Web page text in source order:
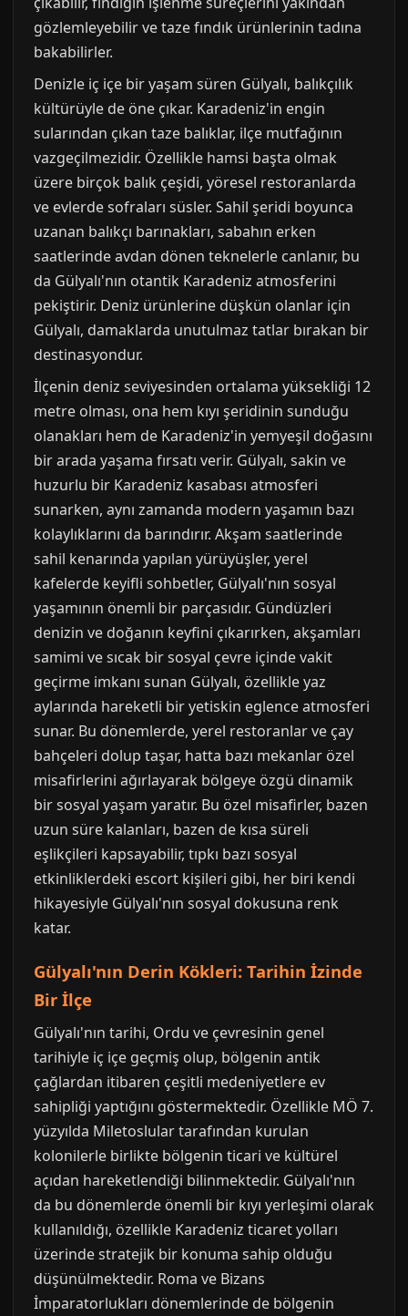
gözlemleyebilir ve taze fındık ürünlerinin tadına
bakabilirler.
Denizle iç içe bir yaşam süren Gülyalı, balıkçılık
kültürüyle de öne çıkar. Karadeniz'in engin
sularından çıkan taze balıklar, ilçe mutfağının
vazgeçilmezidir. Özellikle hamsi başta olmak
üzere birçok balık çeşidi, yöresel restoranlarda
ve evlerde sofraları süsler. Sahil şeridi boyunca
uzanan balıkçı barınakları, sabahın erken
saatlerinde avdan dönen teknelerle canlanır, bu
da Gülyalı'nın otantik Karadeniz atmosferini
pekiştirir. Deniz ürünlerine düşkün olanlar için
Gülyalı, damaklarda unutulmaz tatlar bırakan bir
destinasyondur.
İlçenin deniz seviyesinden ortalama yüksekliği 12
metre olması, ona hem kıyı şeridinin sunduğu
olanakları hem de Karadeniz'in yemyeşil doğasını
bir arada yaşama fırsatı verir. Gülyalı, sakin ve
huzurlu bir Karadeniz kasabası atmosferi
sunarken, aynı zamanda modern yaşamın bazı
kolaylıklarını da barındırır. Akşam saatlerinde
sahil kenarında yapılan yürüyüşler, yerel
kafelerde keyifli sohbetler, Gülyalı'nın sosyal
yaşamının önemli bir parçasıdır. Gündüzleri
denizin ve doğanın keyfini çıkarırken, akşamları
samimi ve sıcak bir sosyal çevre içinde vakit
geçirme imkanı sunan Gülyalı, özellikle yaz
aylarında hareketli bir yetiskin eglence atmosferi
sunar. Bu dönemlerde, yerel restoranlar ve çay
bahçeleri dolup taşar, hatta bazı mekanlar özel
misafirlerini ağırlayarak bölgeye özgü dinamik
bir sosyal yaşam yaratır. Bu özel misafirler, bazen
uzun süre kalanları, bazen de kısa süreli
eşlikçileri kapsayabilir, tıpkı bazı sosyal
etkinliklerdeki escort kişileri gibi, her biri kendi
hikayesiyle Gülyalı'nın sosyal dokusuna renk
katar.
Gülyalı'nın Derin Kökleri: Tarihin İzinde
Bir İlçe
Gülyalı'nın tarihi, Ordu ve çevresinin genel
tarihiyle iç içe geçmiş olup, bölgenin antik
çağlardan itibaren çeşitli medeniyetlere ev
sahipliği yaptığını göstermektedir. Özellikle MÖ 7.
yüzyılda Miletoslular tarafından kurulan
kolonilerle birlikte bölgenin ticari ve kültürel
açıdan hareketlendiği bilinmektedir. Gülyalı'nın
da bu dönemlerde önemli bir kıyı yerleşimi olarak
kullanıldığı, özellikle Karadeniz ticaret yolları
üzerinde stratejik bir konuma sahip olduğu
düşünülmektedir. Roma ve Bizans
İmparatorlukları dönemlerinde de bölgenin